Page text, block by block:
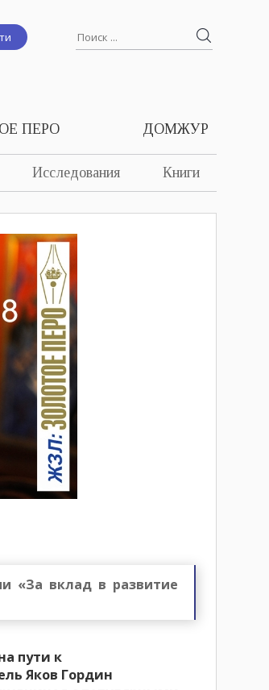
Исследования Книги
ПЕРО ДОМЖУР
«За вклад в развитие
пути к
Яков Гордин